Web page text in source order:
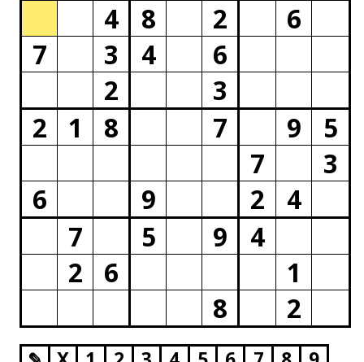
4 8 2
6
7
3 4
6
2
3
2
1 8 7 9
5
7
3
6
9 2
4
7
5 9
4
2
6
1
8
2